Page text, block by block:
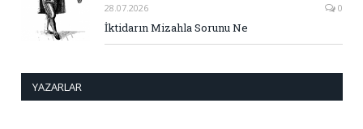
28.07.2026 0
İktidarın Mizahla Sorunu Ne
YAZARLAR